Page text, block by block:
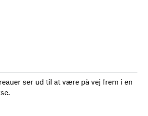
ser ud til at være på vej frem i en